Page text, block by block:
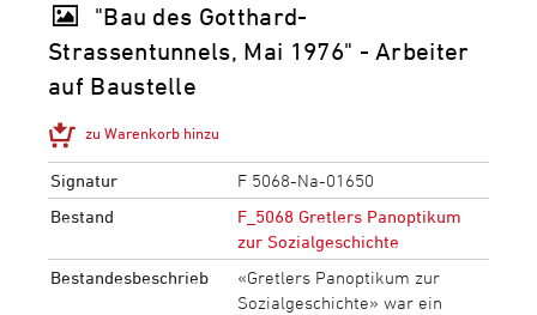
"Bau des Gotthard-
Strassentunnels, Mai 1976" - Arbeiter
auf Baustelle
zu Warenkorb hinzu
Signatur
F 5068-Na-01650
Bestand
F_5068 Gretlers Panoptikum
zur Sozialgeschichte
Bestandesbeschrieb
«Gretlers Panoptikum zur
Sozialgeschichte» war ein